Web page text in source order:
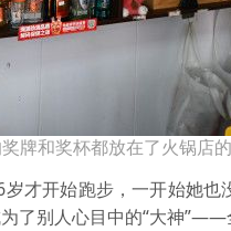
牌和奖杯都放在了火锅店
开始跑步，一开始她也
了别人心目中的“大神